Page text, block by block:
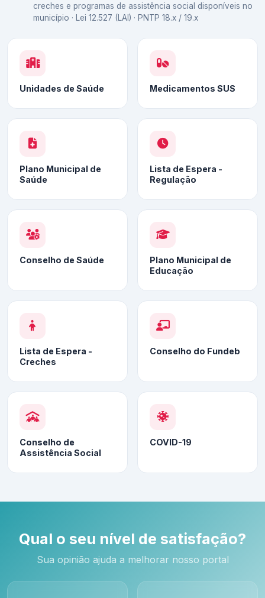
creches e programas de assistência social disponíveis no
município · Lei 12.527 (LAI) · PNTP 18.x / 19.x
Unidades de Saúde Medicamentos SUS
Plano Municipal de
Saúde
Lista de Espera -
Regulação
Conselho de Saúde
Plano Municipal de
Educação
Lista de Espera -
Creches
Conselho do Fundeb
Conselho de
Assistência Social
COVID-19
Qual o seu nível de satisfação?
Sua opinião ajuda a melhorar nosso portal